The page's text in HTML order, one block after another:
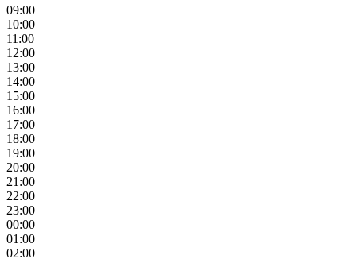
09:00
10:00
11:00
12:00
13:00
14:00
15:00
16:00
17:00
18:00
19:00
20:00
21:00
22:00
23:00
00:00
01:00
02:00